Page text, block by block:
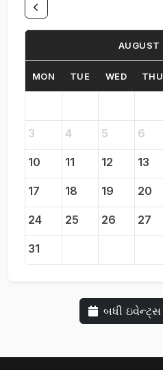
MON TUE WED THU
3 4 5 6
10 11 12 13
17 18 19 20
24 25 26 27
31
બધી ઇવેન્ટ્સ